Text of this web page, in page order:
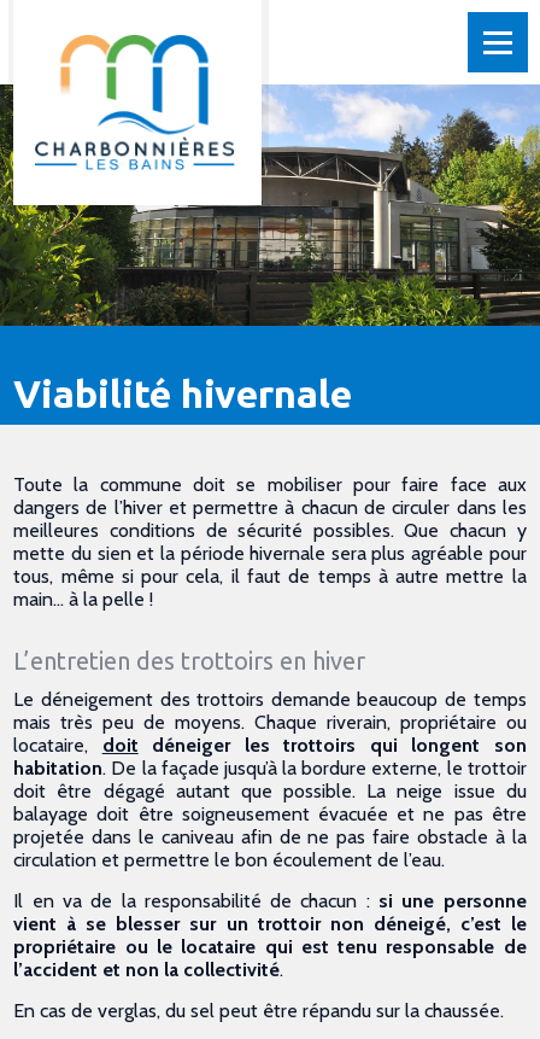
Viabilité hivernale
Toute la commune doit se mobiliser pour faire face aux
dangers de l’hiver et permettre à chacun de circuler dans les
meilleures conditions de sécurité possibles. Que chacun y
mette du sien et la période hivernale sera plus agréable pour
tous, même si pour cela, il faut de temps à autre mettre la
main... à la pelle !
L’entretien des trottoirs en hiver
Le déneigement des trottoirs demande beaucoup de temps
mais très peu de moyens. Chaque riverain, propriétaire ou
locataire, doit déneiger les trottoirs qui longent son
habitation. De la façade jusqu’à la bordure externe, le trottoir
doit être dégagé autant que possible. La neige issue du
balayage doit être soigneusement évacuée et ne pas être
projetée dans le caniveau afin de ne pas faire obstacle à la
circulation et permettre le bon écoulement de l’eau.
Il en va de la responsabilité de chacun : si une personne
vient à se blesser sur un trottoir non déneigé, c’est le
propriétaire ou le locataire qui est tenu responsable de
l’accident et non la collectivité.
En cas de verglas, du sel peut être répandu sur la chaussée.